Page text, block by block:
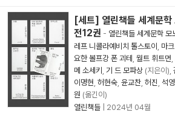
[세트] 열린책들 세계문학
전12권 - 열린책들 세계문학 모
레프 니콜라예비치 톨스토이
마
요한 볼프강 폰 괴테
월트 휘트먼
메 소세키
기 드 모파상 (지은이),
이명현 허현숙 윤교찬 허진 석
원 (옮긴이)
열린책들
2024년 04월